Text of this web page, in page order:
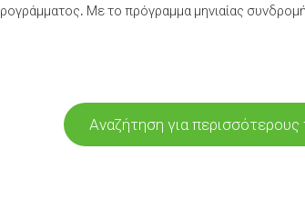
Με το πρόγραμμα μηνιαίας
Αναζήτηση για